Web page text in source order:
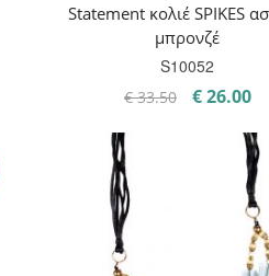
Statement κολιέ SPIKES
μπρονζέ
S10052
€33.50
Original
€ 33.50.
€26.00Η
€